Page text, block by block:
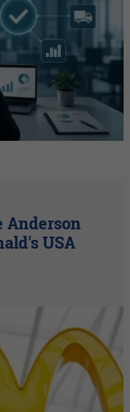
Anderson
USA